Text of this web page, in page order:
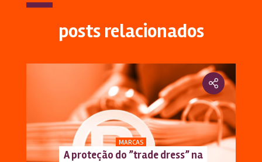
posts relacionados
MARCAS
A proteção do ”trade dress” na